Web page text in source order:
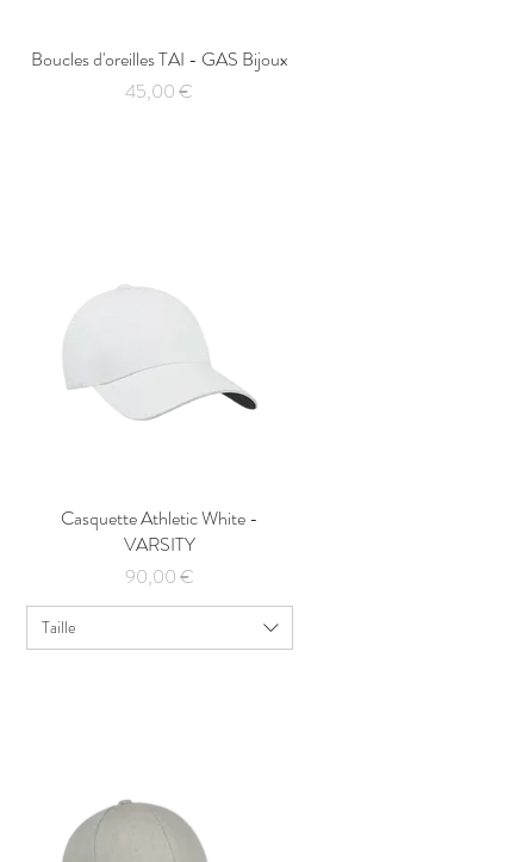
Aperçu rapide
Boucles d'oreilles TAI - GAS Bijoux
Prix
45,00 €
Aperçu rapide
Casquette Athletic White -
VARSITY
Prix
90,00 €
Taille